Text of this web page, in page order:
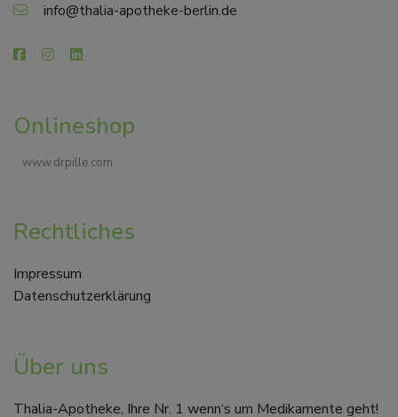
info@thalia-apotheke-berlin.de
Onlineshop
www.drpille.com
Rechtliches
Impressum
Datenschutzerklärung
Über uns
Thalia-Apotheke, Ihre Nr. 1 wenn‘s um Medikamente geht!